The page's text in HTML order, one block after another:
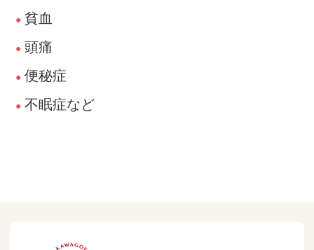
貧血
頭痛
便秘症
不眠症など